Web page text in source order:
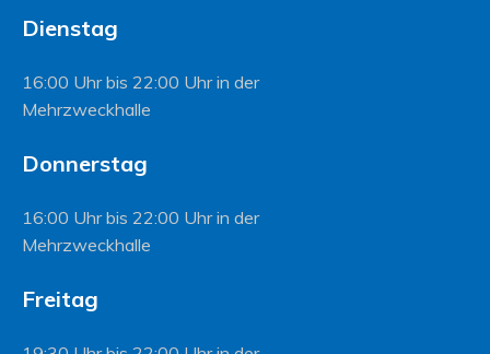
Dienstag
16:00 Uhr bis 22:00 Uhr in der
Mehrzweckhalle
Donnerstag
16:00 Uhr bis 22:00 Uhr in der
Mehrzweckhalle
Freitag